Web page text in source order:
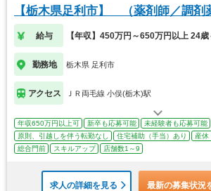
【栃木県足利市】 （薬剤師／調剤
給与 【年収】450万円～650万円以上 24
勤務地 栃木県 足利市
アクセス ＪＲ両毛線 小俣(栃木)駅
年収650万円以上可 新卒も応募可能
未経験者も応募可能
原則、引越しを伴う転勤なし
住宅補助（手当）あり
産休
総合門前
スキルアップ 店舗数1～9
求人の詳細を見る 最新の募集状況